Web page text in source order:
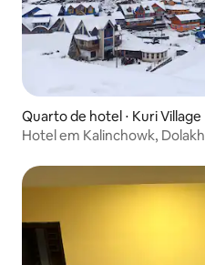
Quarto de hotel ⋅ Kuri Village
Hotel em Kalinchowk,